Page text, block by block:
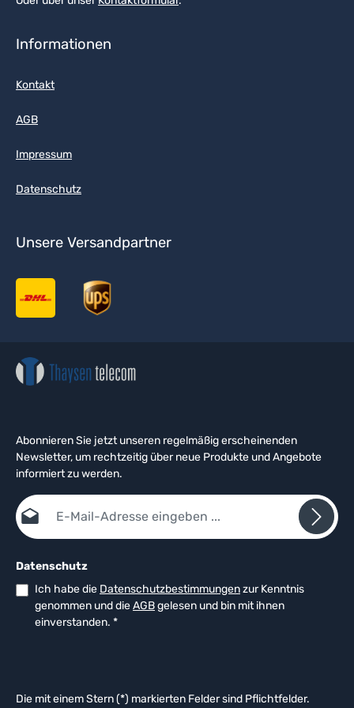
Informationen
Kontakt
AGB
Impressum
Datenschutz
Unsere Versandpartner
Abonnieren Sie jetzt unseren regelmäßig erscheinenden
Newsletter, um rechtzeitig über neue Produkte und Angebote
informiert zu werden.
E-Mail-Adresse*
Datenschutz
Ich habe die Datenschutzbestimmungenzur Kenntnis
genommen und dieAGBgelesen und bin mit ihnen
einverstanden. *
Die mit einem Stern (*) markierten Felder sind Pflichtfelder.